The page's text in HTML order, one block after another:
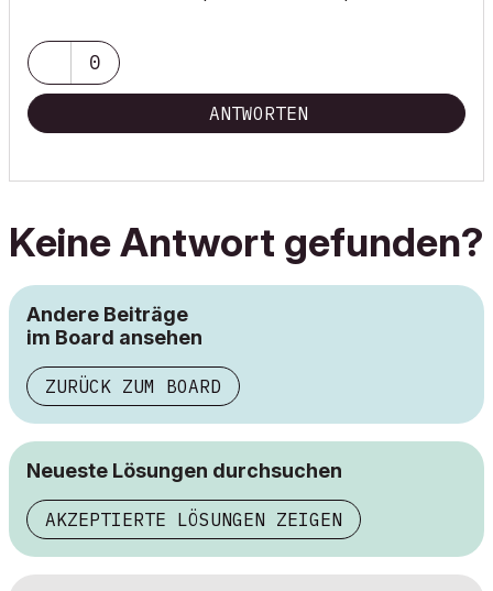
0
ANTWORTEN
Keine Antwort gefunden?
Andere Beiträge
im Board ansehen
ZURÜCK ZUM BOARD
Neueste Lösungen durchsuchen
AKZEPTIERTE LÖSUNGEN ZEIGEN